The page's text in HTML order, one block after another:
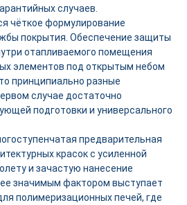
случаев.
чёткое формулирование
покрытия. Обеспечение защиты
отапливаемого помещения
элементов под открытым небом
принципиально разные
случае достаточно
подготовки и универсального
предварительная
красок с усиленной
и зачастую нанесение
значимым фактором выступает
полимеризационных печей, где